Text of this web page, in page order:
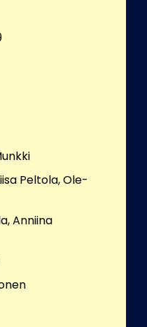
Peltola, Ole-
Anniina